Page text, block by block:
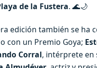
de la Fustera. 🌊🌙
edición también se
con un Premio Goya;
Corral, intérprete en